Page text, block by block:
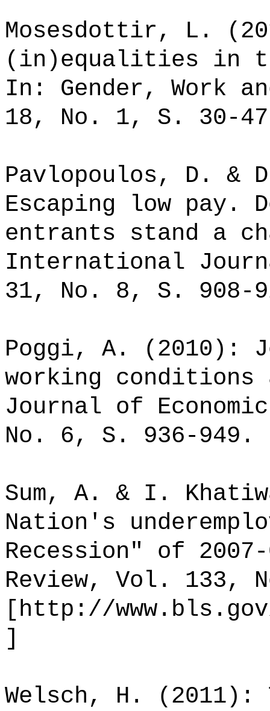
Mosesdottir, L.
(in)equalities in
In: Gender, Work
18, No. 1, S. 30-
Pavlopoulos, D. &
Escaping low pay.
entrants stand a
International
31, No. 8, S. 908-
Poggi, A. (2010):
working
Journal of
No. 6, S. 936-949.
Sum, A. & I.
Nation's
Recession" of
Review, Vol. 133,
[http://
]
Welsch, H.